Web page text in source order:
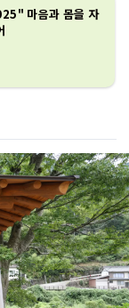
마음과 몸을 자